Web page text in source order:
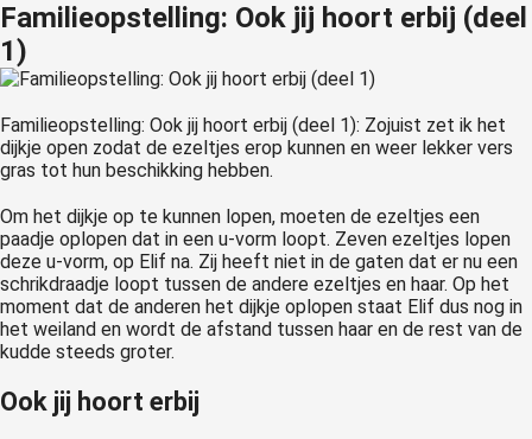
Familieopstelling: Ook jij hoort erbij (deel
1)
Familieopstelling: Ook jij hoort erbij (deel 1): Zojuist zet ik het
dijkje open zodat de ezeltjes erop kunnen en weer lekker vers
gras tot hun beschikking hebben.
Om het dijkje op te kunnen lopen, moeten de ezeltjes een
paadje oplopen dat in een u-vorm loopt. Zeven ezeltjes lopen
deze u-vorm, op Elif na. Zij heeft niet in de gaten dat er nu een
schrikdraadje loopt tussen de andere ezeltjes en haar. Op het
moment dat de anderen het dijkje oplopen staat Elif dus nog in
het weiland en wordt de afstand tussen haar en de rest van de
kudde steeds groter.
Ook jij hoort erbij